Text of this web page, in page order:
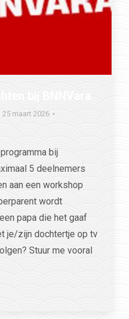
25 maart 2026
bij
5 deelnemers
aan een workshop
wordt
papa die het gaaf
je/zijn dochtertje op tv
Stuur me vooral